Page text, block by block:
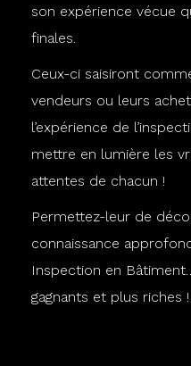
son expérience vécue
finales.
Ceux-ci saisiront
vendeurs ou leurs
l’expérience de
mettre en lumière les
attentes de chacun !
Permettez-leur de
connaissance
Inspection en
gagnants et plus riches !